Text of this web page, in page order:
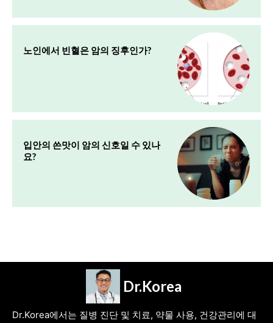
노인에서 빈혈은 암의 징후인가?
입안의 쓴맛이 암의 신호일 수 있나
요?
Dr.Korea
Dr.Korea에서는 질병 진단 및 치료, 약물 사용, 건강관리에 대